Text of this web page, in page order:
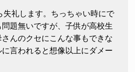
失礼します。ちっちゃい時にで
題無いですが、子供が高校生
んのクセにこんな事もできな
言われると想像以上にダメー